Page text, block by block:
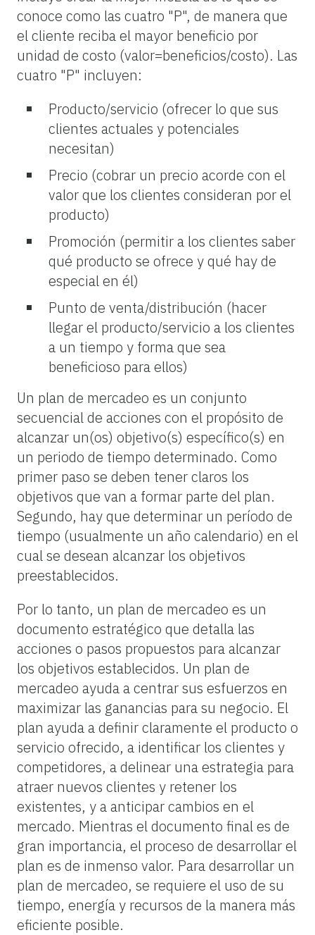
conoce como las cuatro "P", de manera que
el cliente reciba el mayor beneficio por
unidad de costo (valor=beneficios/costo). Las
cuatro "P" incluyen:
Producto/servicio (ofrecer lo que sus
clientes actuales y potenciales
necesitan)
Precio (cobrar un precio acorde con el
valor que los clientes consideran por el
producto)
Promoción (permitir a los clientes saber
qué producto se ofrece y qué hay de
especial en él)
Punto de venta/distribución (hacer
llegar el producto/servicio a los clientes
a un tiempo y forma que sea
beneficioso para ellos)
Un plan de mercadeo es un conjunto
secuencial de acciones con el propósito de
alcanzar un(os) objetivo(s) específico(s) en
un periodo de tiempo determinado. Como
primer paso se deben tener claros los
objetivos que van a formar parte del plan.
Segundo, hay que determinar un período de
tiempo (usualmente un año calendario) en el
cual se desean alcanzar los objetivos
preestablecidos.
Por lo tanto, un plan de mercadeo es un
documento estratégico que detalla las
acciones o pasos propuestos para alcanzar
los objetivos establecidos. Un plan de
mercadeo ayuda a centrar sus esfuerzos en
maximizar las ganancias para su negocio. El
plan ayuda a definir claramente el producto o
servicio ofrecido, a identificar los clientes y
competidores, a delinear una estrategia para
atraer nuevos clientes y retener los
existentes, y a anticipar cambios en el
mercado. Mientras el documento final es de
gran importancia, el proceso de desarrollar el
plan es de inmenso valor. Para desarrollar un
plan de mercadeo, se requiere el uso de su
tiempo, energía y recursos de la manera más
eficiente posible.